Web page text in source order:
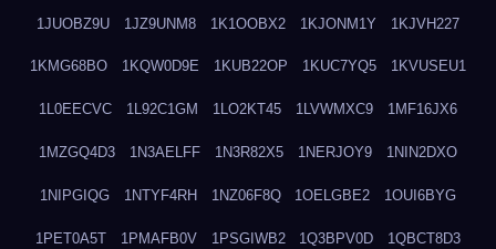
1JUOBZ9U 1JZ9UNM8 1K1OOBX2 1KJONM1Y 1KJVH227
1KMG68BO 1KQW0D9E 1KUB22OP 1KUC7YQ5 1KVUSEU1
1L0EECVC 1L92C1GM 1LO2KT45 1LVWMXC9 1MF16JX6
1MZGQ4D3 1N3AELFF 1N3R82X5 1NERJOY9 1NIN2DXO
1NIPGIQG 1NTYF4RH 1NZ06F8Q 1OELGBE2 1OUI6BYG
1PET0A5T 1PMAFB0V 1PSGIWB2 1Q3BPV0D 1QBCT8D3